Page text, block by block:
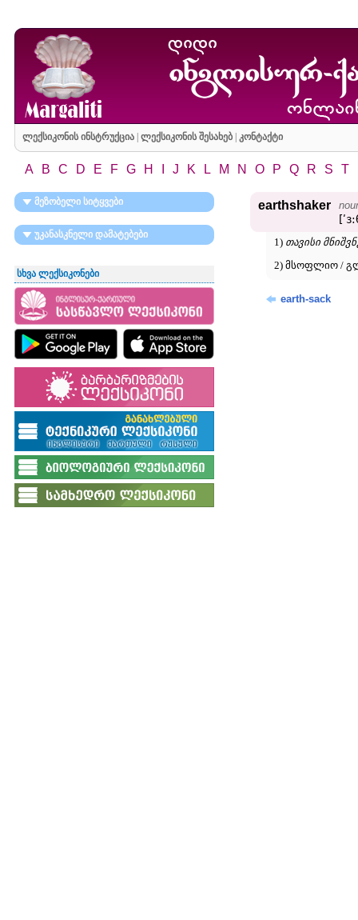
ლექსიკონის ინსტრუქცია| ლექსიკონის შესახებ| კონტაქტი
A B C D E F G H J K L M N O P Q R S T
მეზობელი სიტყვები
უკანასკნელი დამატებები
სხვა ლექსიკონები
earthshaker
1) თავისი
2) მსოფლიო /
earth-sack